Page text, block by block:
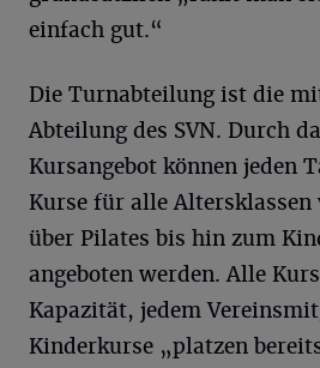
einfach gut.“
Die Turnabteilung ist die
Abteilung des SVN. Durch
Kursangebot können jeden
Kurse für alle Altersklassen
über Pilates bis hin zum
angeboten werden. Alle
Kapazität, jedem
Kinderkurse „platzen